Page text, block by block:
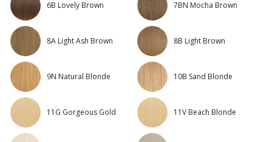
6B Lovely Brown 7BN Mocha Brown
8A Light Ash Brown 8B Light Brown
9N Natural Blonde 10B Sand Blonde
11G Gorgeous Gold 11V Beach Blonde